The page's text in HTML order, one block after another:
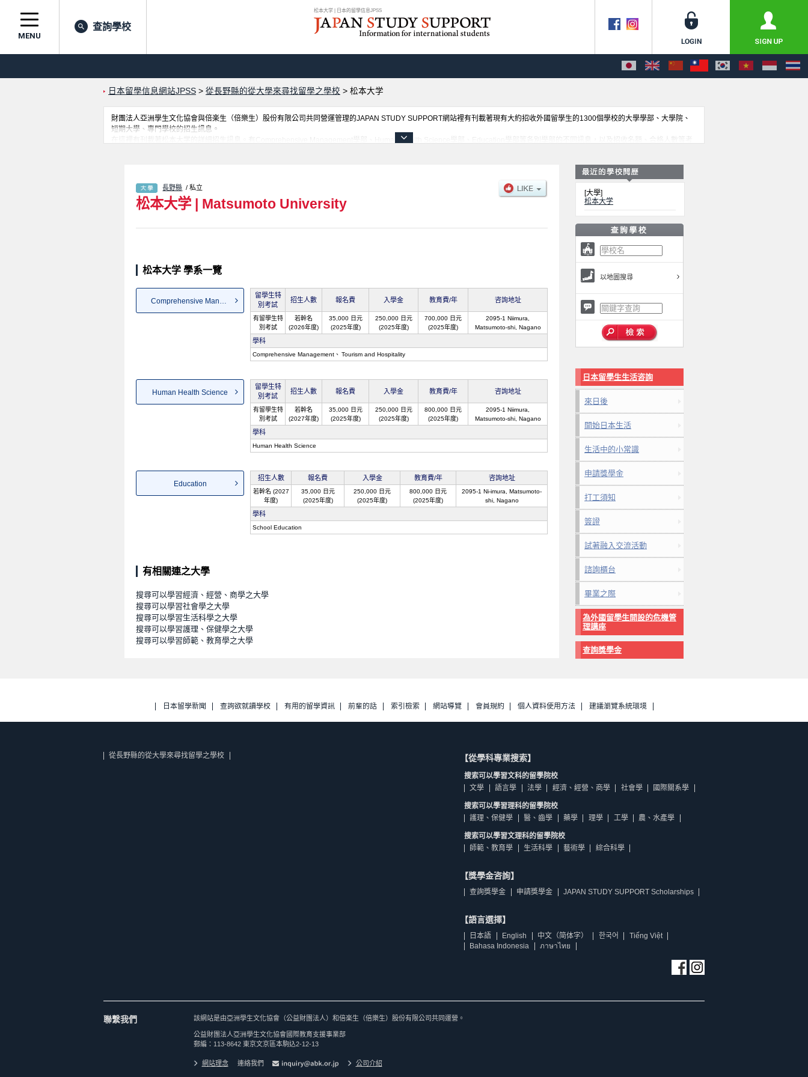
松本大学 | 日本的留學信息JPSS
MENU
查詢學校
日本留學信息網站JPSS > 從長野縣的從大學來尋找留學之學校 > 松本大学
財團法人亞洲學生文化協會與倍楽生（倍樂生）股份有限公司共同營運管理的JAPAN STUDY SUPPORT網站裡有刊載著現有大約招收外國留學生的1300個學校的大學學部、大學院、
短期大學、專門學校的招生訊息。
在這裡有刊載著松本大学的詳細招生訊息。有Comprehensive Management學部、Human Health Science學部、Education學部等各別學部的不同訊息，以及招收名額、合格人數等考
長野縣 / 私立
松本大学 | Matsumoto University
松本大学 學系一覽
Comprehensive Management
留學生特
別考試
招生人數 報名費 入學金 教育費/年 咨詢地址
有留學生特
別考試
若幹名
(2026年度)
35,000 日元
(2025年度)
250,000 日元
(2025年度)
700,000 日元
(2025年度)
2095-1 Niimura,
Matsumoto-shi, Nagano
學科
Comprehensive Management Tourism and Hospitality
Human Health Science
留學生特
別考試
招生人數 報名費 入學金 教育費/年 咨詢地址
有留學生特
別考試
若幹名
(2027年度)
35,000 日元
(2025年度)
250,000 日元
(2025年度)
800,000 日元
(2025年度)
2095-1 Niimura,
Matsumoto-shi, Nagano
學科
Human Health Science
Education
招生人數 報名費 入學金 教育費/年 咨詢地址
若幹名 (2027
年度)
35,000 日元
(2025年度)
250,000 日元
(2025年度)
800,000 日元
(2025年度)
2095-1 Ni-imura, Matsumoto-
shi, Nagano
學科
School Education
有相關連之大學
搜尋可以學習經濟、經營、商學之大學
搜尋可以學習社會學之大學
搜尋可以學習生活科學之大學
搜尋可以學習護理、保健學之大學
搜尋可以學習師範、教育學之大學
[大學]
松本大学
以地圖搜尋
日本留學生生活咨詢
來日後
開始日本生活
生活中的小常識
申請獎學金
打工須知
簽證
試著融入交流活動
諮詢櫃台
畢業之際
為外國留學生開設的危機管
理講座
查詢獎學金
日本留學新聞 查詢欲就讀學校 有用的留學資訊 前輩的話 索引檢索 網站導覽 會員規約 個人資料使用方法 建議瀏覽系統環境
從長野縣的從大學來尋找留學之學校 【從學科專業搜索】
搜索可以學習文科的留學院校
文學
語言學 法學 經濟、經營、商學 社會學 國際關系學
搜索可以學習理科的留學院校
護理、保健學
醫、齒學 藥學 理學 工學 農、水產學
搜索可以學習文理科的留學院校
師範、教育學
生活科學 藝術學 綜合科學
【獎學金咨詢】
查詢獎學金 申請獎學金 JAPAN STUDY SUPPORT Scholarships
【語言選擇】
日本語 English 中文（简体字） 한국어
Tiếng Việt
Bahasa Indonesia
ภาษาไทย
聯繫我們 該網站是由亞洲學生文化協會（公益財團法人）和倍楽生（倍樂生）股份有限公司共同運營。
公益財團法人亞洲學生文化協會國際教育支援事業部
郵編：113-8642 東京文京區本駒込2-12-13
網站理念 連絡我們 公司介紹